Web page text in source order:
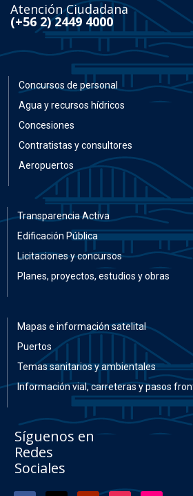
Atención Ciudadana
(+56 2) 2449 4000
Concursos de personal
Agua y recursos hídricos
Concesiones
Contratistas y consultores
Aeropuertos
Transparencia Activa
Edificación Pública
Licitaciones y concursos
Planes, proyectos, estudios y obras
Mapas e información satelital
Puertos
Temas sanitarios y ambientales
Información vial, carreteras y pasos
Síguenos en
Redes
Sociales